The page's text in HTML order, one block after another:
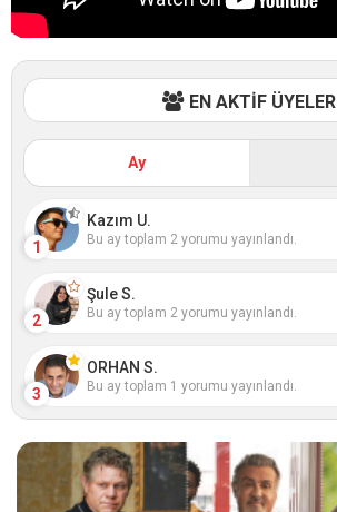
EN AKTİF ÜYELER
Ay
1
Kazım U.
Bu ay toplam 2 yorumu yayınlandı.
2
Şule S.
Bu ay toplam 2 yorumu yayınlandı.
3
ORHAN S.
Bu ay toplam 1 yorumu yayınlandı.